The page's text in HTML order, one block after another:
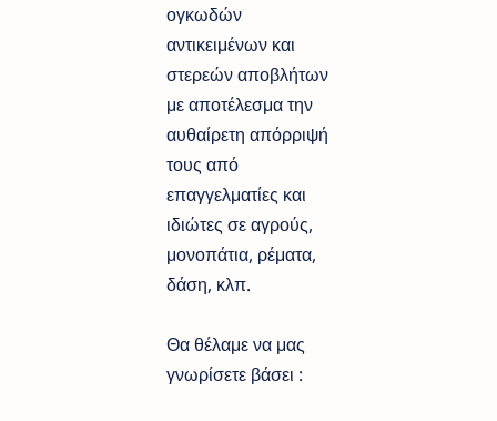
ογκωδών
αντικειμένων και
στερεών αποβλήτων
με αποτέλεσμα την
αυθαίρετη απόρριψή
τους από
επαγγελματίες και
ιδιώτες σε αγρούς,
μονοπάτια, ρέματα,
δάση, κλπ.
Θα θέλαμε να μας
γνωρίσετε βάσει :